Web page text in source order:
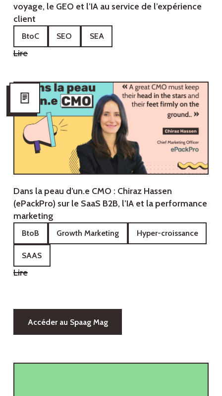
voyage, le GEO et l’IA au service de l’expérience
client
BtoC SEO SEA
Lire
Dans la peau d’un.e CMO : Chiraz Hassen
(ePackPro) sur le SaaS B2B, l’IA et la performance
marketing
BtoB Growth Marketing Hyper-croissance
SAAS
Lire
Accéder au Spaag Mag